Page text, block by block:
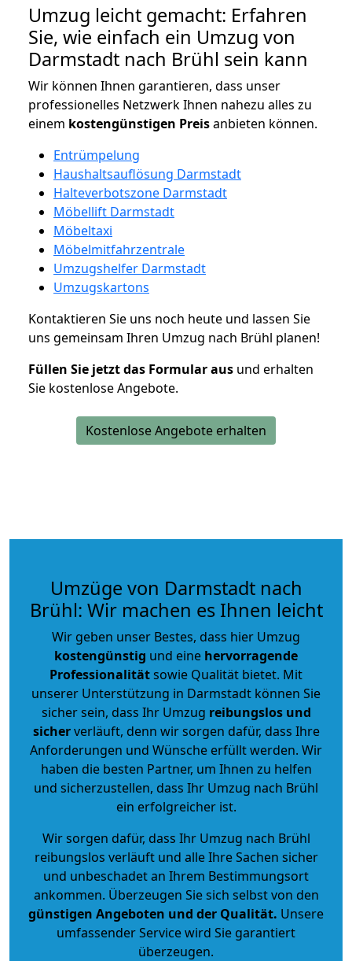
Umzug leicht gemacht: Erfahren
Sie, wie einfach ein Umzug von
Darmstadt nach Brühl sein kann
Wir können Ihnen garantieren, dass unser
professionelles Netzwerk Ihnen nahezu alles zu
einem kostengünstigen Preisanbieten können.
Entrümpelung
Haushaltsauflösung Darmstadt
Halteverbotszone Darmstadt
Möbellift Darmstadt
Möbeltaxi
Möbelmitfahrzentrale
Umzugshelfer Darmstadt
Umzugskartons
Kontaktieren Sie uns noch heute und lassen Sie
uns gemeinsam Ihren Umzug nach Brühl planen!
Füllen Sie jetzt das Formular aus und erhalten
Sie kostenlose Angebote.
Kostenlose Angebote erhalten
Umzüge von Darmstadt nach
Brühl: Wir machen es Ihnen leicht
Wir geben unser Bestes, dass hier Umzug
kostengünstig und eine hervorragende
Professionalitätsowie Qualität bietet. Mit
unserer Unterstützung in Darmstadt können Sie
sicher sein, dass Ihr Umzug reibungslos und
sicherverläuft, denn wir sorgen dafür, dass Ihre
Anforderungen und Wünsche erfüllt werden. Wir
haben die besten Partner, um Ihnen zu helfen
und sicherzustellen, dass Ihr Umzug nach Brühl
ein erfolgreicher ist.
Wir sorgen dafür, dass Ihr Umzug nach Brühl
reibungslos verläuft und alle Ihre Sachen sicher
und unbeschadet an Ihrem Bestimmungsort
ankommen. Überzeugen Sie sich selbst von den
günstigen Angeboten und der Qualität. Unsere
umfassender Service wird Sie garantiert
überzeugen.